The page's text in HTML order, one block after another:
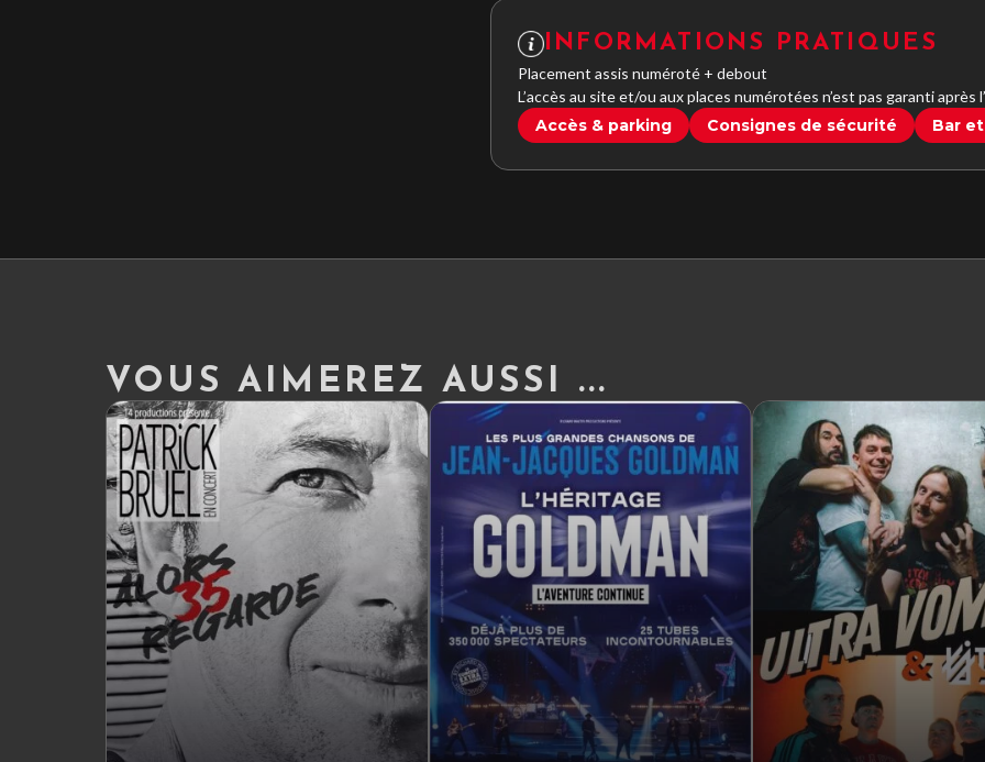
INFORMATIONS PRATIQUES
Placement assis numéroté + debout
L’accès au site et/ou aux places numérotées n’est pas garanti
Accès & parking Consignes de sécurité Bar
VOUS AIMEREZ AUSSI ...